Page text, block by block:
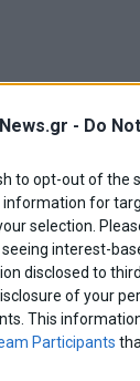
- Do
to opt-out of the
information for
selection.
interest-
disclosed to
of your
This
Participants